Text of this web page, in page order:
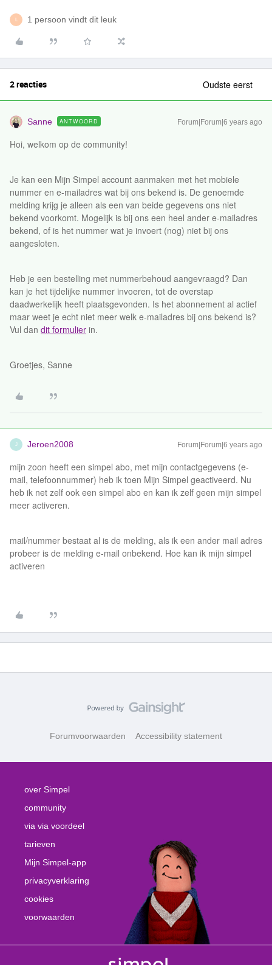
L 1 persoon vindt dit leuk
2 reacties Oudste eerst
Sanne ANTWOORD Forum|Forum|6 years ago
Hoi, welkom op de community!
Je kan een Mijn Simpel account aanmaken met het mobiele
nummer en e-mailadres wat bij ons bekend is. De genoemde
melding krijg je alleen als een van beide gegevens ons niet
bekend voorkomt. Mogelijk is bij ons een heel ander e-mailadres
bekend, of is het nummer wat je invoert (nog) niet bij ons
aangesloten.
Heb je een bestelling met nummerbehoud aangevraagd? Dan
kan je het tijdelijke nummer invoeren, tot de overstap
daadwerkelijk heeft plaatsgevonden. Is het abonnement al actief
maar weet je echt niet meer welk e-mailadres bij ons bekend is?
Vul dan dit formulier in.
Groetjes, Sanne
J Jeroen2008 Forum|Forum|6 years ago
mijn zoon heeft een simpel abo, met mijn contactgegevens (e-
mail, telefoonnummer) heb ik toen Mijn Simpel geactiveerd. Nu
heb ik net zelf ook een simpel abo en kan ik zelf geen mijn simpel
meer activeren.
mail/nummer bestaat al is de melding, als ik een ander mail adres
probeer is de melding e-mail onbekend. Hoe kan ik mijn simpel
activeren
Forumvoorwaarden Accessibility statement
over Simpel
community
via via voordeel
tarieven
Mijn Simpel-app
privacyverklaring
cookies
voorwaarden